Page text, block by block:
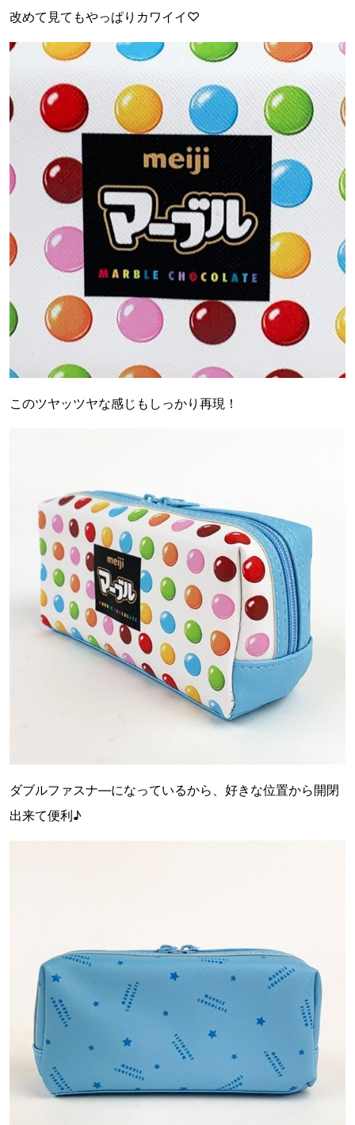
改めて見てもやっぱりカワイイ♡
このツヤッツヤな感じもしっかり再現！
ダブルファスナ―になっているから、好きな位置から開閉
出来て便利♪